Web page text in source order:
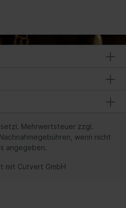
Mehrwertsteuer zzgl.
wenn nicht
angegeben.
mit Cutvert GmbH